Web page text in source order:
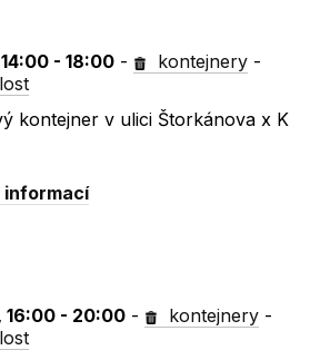
- 18:00 - kontejnery -
kontejner v ulici Štorkánova x K
informací
16:00 - 20:00 - kontejnery -